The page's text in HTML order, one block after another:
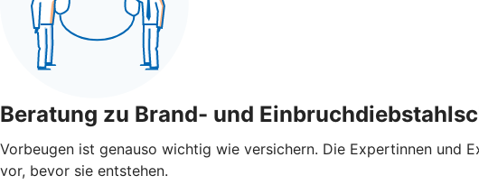
Beratung zu Brand- und
Vorbeugen ist genauso wichtig wie versichern. Die Expertinnen und
vor, bevor sie entstehen.